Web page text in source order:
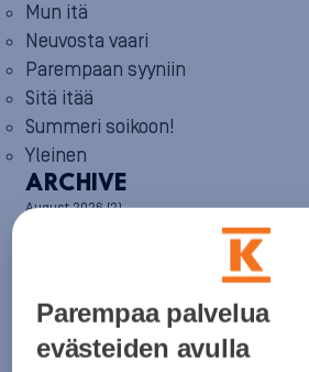
Mun itä
Neuvosta vaari
Parempaan syyniin
Sitä itää
Summeri soikoon!
Yleinen
ARCHIVE
August 2026(2)
March 2026(8)
February 2026(5)
January 2026(6)
Parempaa palvelua
evästeiden avulla